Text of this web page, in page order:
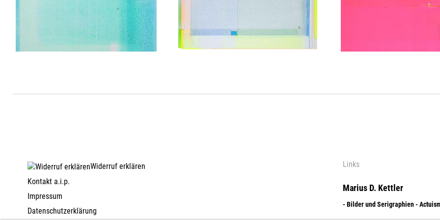
Widerruf erklären
Kontakt a.i.p.
Impressum
Datenschutzerklärung
Links
Marius D. Kettler
- Bilder und Serigraphien -